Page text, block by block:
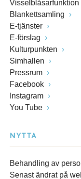
Visselblåsarfunktion
Blankettsamling
E-tjänster
E-förslag
Kulturpunkten
Simhallen
Pressrum
Facebook
Instagram
You Tube
NYTTA
Behandling av
Senast ändrat på